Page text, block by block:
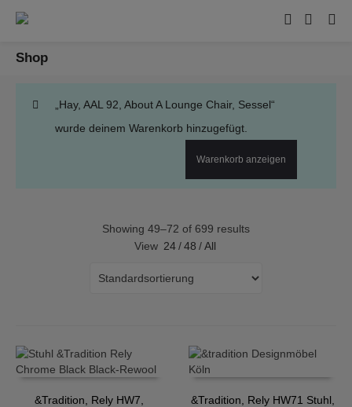
Shop
„Hay, AAL 92, About A Lounge Chair, Sessel“
wurde deinem Warenkorb hinzugefügt.
Warenkorb anzeigen
Showing 49–72 of 699 results
View 24 / 48 / All
&Tradition, Rely HW7,
&Tradition, Rely HW71 Stuhl,